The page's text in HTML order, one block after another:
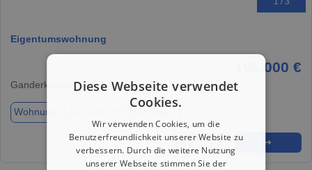
Eigentumswohnung
195.000 €
Ganderkesee, 27777
Wohnung
★ ➦ ➜
Diese Webseite verwendet
Cookies.
Wir verwenden Cookies, um die
Benutzerfreundlichkeit unserer Website zu
verbessern. Durch die weitere Nutzung
unserer Webseite stimmen Sie der